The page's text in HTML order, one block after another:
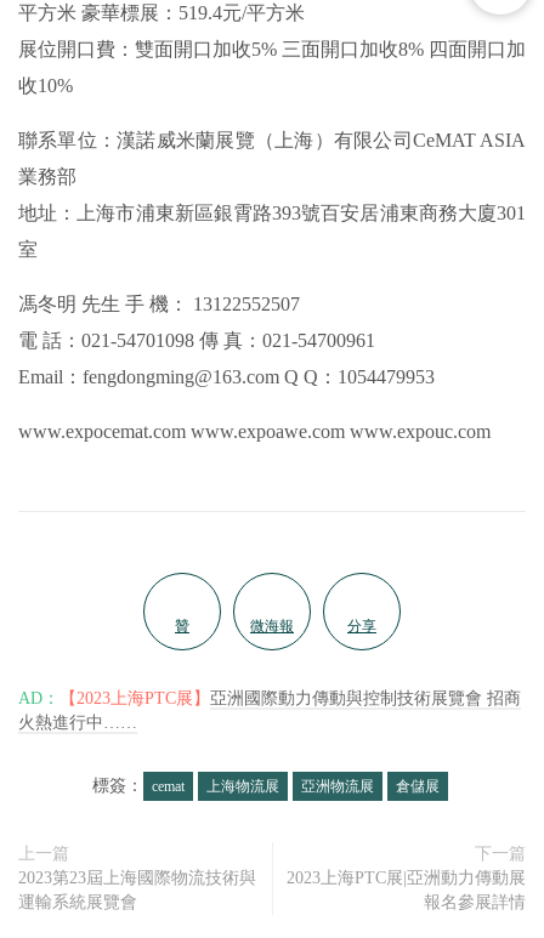
平方米 豪華標展：519.4元/平方米
展位開口費：雙面開口加收5% 三面開口加收8% 四面開口加
收10%
聯系單位：漢諾威米蘭展覽（上海）有限公司CeMAT ASIA
業務部
地址：上海市浦東新區銀霄路393號百安居浦東商務大廈301
室
馮冬明 先生 手 機： 13122552507
電 話：021-54701098 傳 真：021-54700961
Email：fengdongming@163.com Q Q：1054479953
www.expocemat.com www.expoawe.com www.expouc.com
贊 微海報 分享
AD： 【2023上海PTC展】 亞洲國際動力傳動與控制技術展覽會 招商
火熱進行中……
標簽： cemat 上海物流展 亞洲物流展 倉儲展
上一篇
2023第23屆上海國際物流技術與
運輸系統展覽會
下一篇
2023上海PTC展|亞洲動力傳動展
報名參展詳情